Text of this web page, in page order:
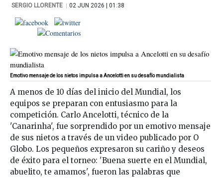
SERGIO LLORENTE | 02 JUN 2026 | 01:38
Emotivo mensaje de los nietos impulsa a Ancelotti en su desafío mundialista
A menos de 10 días del inicio del Mundial, los
equipos se preparan con entusiasmo para la
competición. Carlo Ancelotti, técnico de la
'Canarinha', fue sorprendido por un emotivo mensaje
de sus nietos a través de un video publicado por O
Globo. Los pequeños expresaron su cariño y deseos
de éxito para el torneo: 'Buena suerte en el Mundial,
abuelito, te amamos', fueron las palabras que